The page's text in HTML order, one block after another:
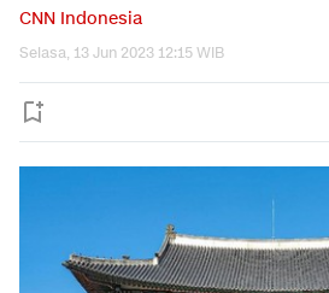
CNN Indonesia
Selasa, 13 Jun 2023 12:15 WIB